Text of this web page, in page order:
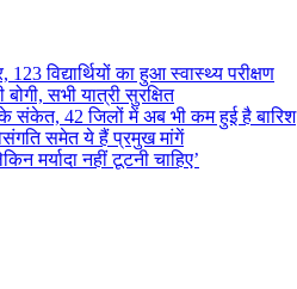
विद्यार्थियों का हुआ स्वास्थ्य परीक्षण
सभी यात्री सुरक्षित
संकेत, 42 जिलों में अब भी कम हुई है बारिश
समेत ये हैं प्रमुख मांगें
मर्यादा नहीं टूटनी चाहिए’